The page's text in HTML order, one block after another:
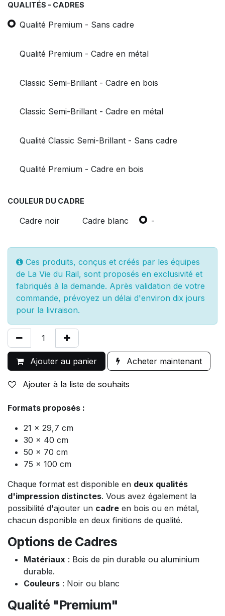
QUALITÉS - CADRES
Qualité Premium - Sans cadre
Qualité Premium - Cadre en métal
Classic Semi-Brillant - Cadre en bois
Classic Semi-Brillant - Cadre en métal
Qualité Classic Semi-Brillant - Sans cadre
Qualité Premium - Cadre en bois
COULEUR DU CADRE
Cadre noir Cadre blanc -
Ces produits, conçus et créés par les équipes
de La Vie du Rail, sont proposés en exclusivité et
fabriqués à la demande. Après validation de votre
commande, prévoyez un délai d'environ dix jours
pour la livraison.
Ajouter au panier Acheter maintenant
Ajouter à la liste de souhaits
Formats proposés :
21 x 29,7 cm
30 x 40 cm
50 x 70 cm
75 x 100 cm
Chaque format est disponible en deux qualités
d'impression distinctes. Vous avez également la
possibilité d'ajouter un cadre en bois ou en métal,
chacun disponible en deux finitions de qualité.
Options de Cadres
Matériaux : Bois de pin durable ou aluminium
durable.
Couleurs : Noir ou blanc
Qualité "Premium"